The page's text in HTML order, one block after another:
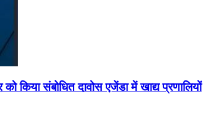
किया संबोधित दावोस एजेंडा में खाद्य प्रणालियों